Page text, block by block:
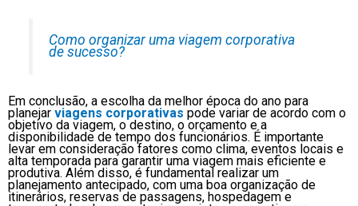
Como organizar uma viagem corporativa
de sucesso?
Em conclusão, a escolha da melhor época do ano para
planejar viagens corporativas pode variar de acordo com o
objetivo da viagem, o destino, o orçamento e a
disponibilidade de tempo dos funcionários. É importante
levar em consideração fatores como clima, eventos locais e
alta temporada para garantir uma viagem mais eficiente e
produtiva. Além disso, é fundamental realizar um
planejamento antecipado, com uma boa organização de
itinerários, reservas de passagens, hospedagem e